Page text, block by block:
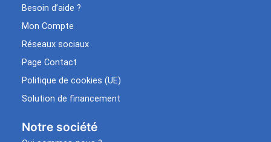
Besoin d’aide ?
Mon Compte
Réseaux sociaux
Page Contact
Politique de cookies (UE)
Solution de financement
Notre société